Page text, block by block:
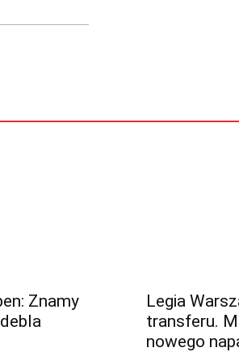
Znamy
Legia
transferu.
nowego